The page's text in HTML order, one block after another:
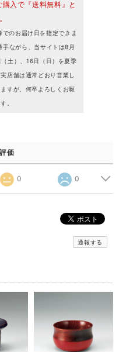
入で『送料無料』と
でのお届け日を指定できま
ながら、当サイトは8月
土）、16日（日）を夏季
店舗は通常どおり営業し
すが、何卒よろしくお願
。
価
0 0
通報する